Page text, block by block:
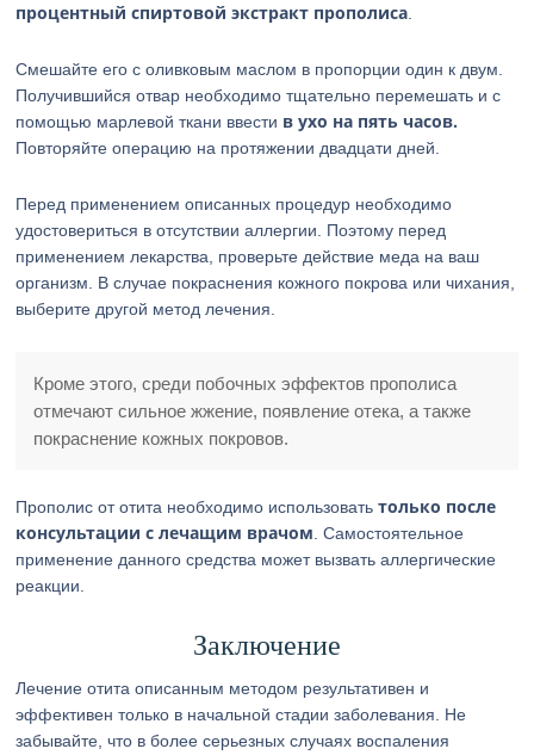
процентный спиртовой экстракт прополиса
Смешайте его с оливковым маслом в пропорции один к двум.
Получившийся отвар необходимо тщательно перемешать и с
помощью марлевой ткани ввести в ухо на пять часов.
Повторяйте операцию на протяжении двадцати дней.
Перед применением описанных процедур необходимо
удостовериться в отсутствии аллергии. Поэтому перед
применением лекарства, проверьте действие меда на ваш
организм. В случае покраснения кожного покрова или чихания,
выберите другой метод лечения.
Кроме этого, среди побочных эффектов прополиса
отмечают сильное жжение, появление отека, а также
покраснение кожных покровов.
Прополис от отита необходимо использоватьтолько после
консультации с лечащим врачом . Самостоятельное
применение данного средства может вызвать аллергические
реакции.
Заключение
Лечение отита описанным методом результативен и
эффективен только в начальной стадии заболевания. Не
забывайте, что в более серьезных случаях воспаления